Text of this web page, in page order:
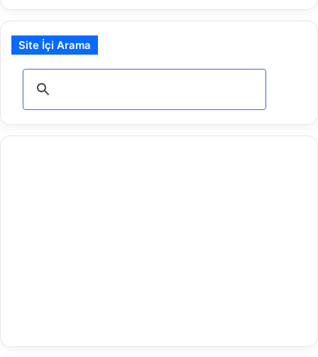
Site İçi Arama